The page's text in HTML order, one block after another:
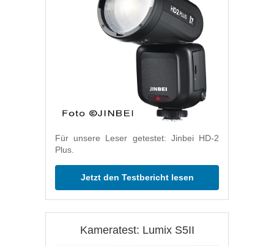
Für unsere Leser getestet: Jinbei HD-2
Plus.
Jetzt den Testbericht lesen
Kameratest: Lumix S5II